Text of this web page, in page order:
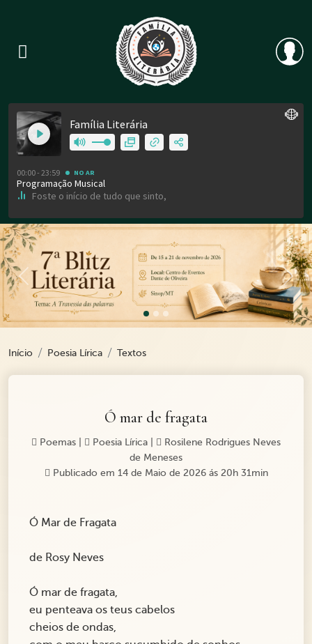
Previous
Início Poesia Lírica Textos
Ó mar de fragata
Poemas Poesia Lírica
Rosilene Rodrigues Neves
de Meneses
Publicado em 14 de Maio de 2026 ás 20h 31min
Ó Mar de Fragata
de Rosy Neves
Ó mar de fragata,
eu penteava os teus cabelos
cheios de ondas,